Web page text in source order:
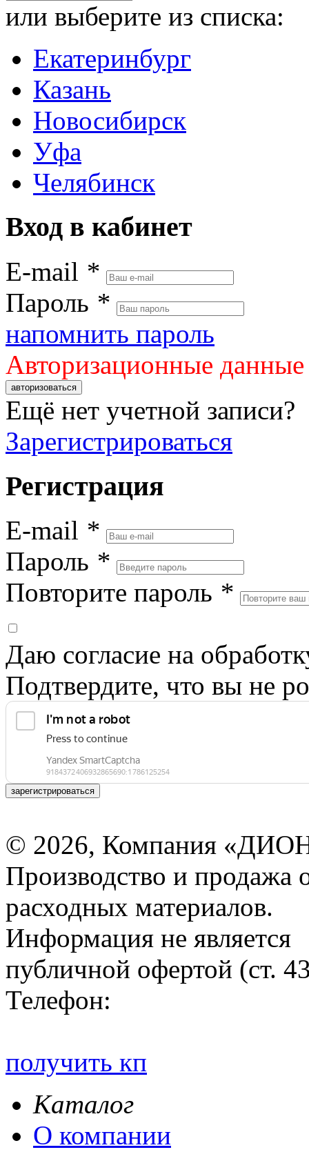
или выберите из списка:
Екатеринбург
Казань
Новосибирск
Уфа
Челябинск
Вход в кабинет
E-mail *
Пароль *
напомнить пароль
Авторизационные
авторизоваться
Ещё нет учетной записи?
Зарегистрироваться
Регистрация
E-mail *
Пароль *
Повторите пароль *
Даю согласие на
Подтвердите, что вы не
зарегистрироваться
© 2026, Компания
Производство и продажа
расходных материалов.
Информация не является
публичной офертой (ст.
Телефон:
получить кп
Каталог
О компании